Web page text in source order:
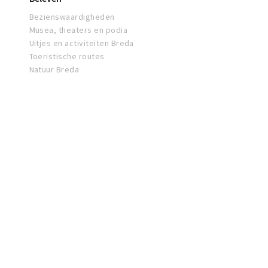
Bezienswaardigheden
Musea, theaters en podia
Uitjes en activiteiten Breda
Toeristische routes
Natuur Breda